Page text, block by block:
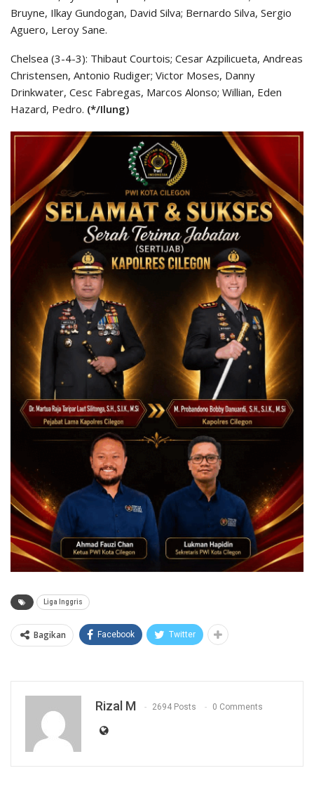
Bruyne, Ilkay Gundogan, David Silva; Bernardo Silva, Sergio
Aguero, Leroy Sane.
Chelsea (3-4-3): Thibaut Courtois; Cesar Azpilicueta, Andreas
Christensen, Antonio Rudiger; Victor Moses, Danny
Drinkwater, Cesc Fabregas, Marcos Alonso; Willian, Eden
Hazard, Pedro. (*/Ilung)
Liga Inggris
Bagikan Facebook Twitter
Rizal M 2694 Posts 0 Comments